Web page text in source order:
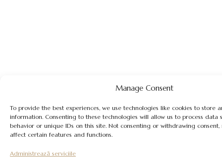
Manage Consent
To provide the best experiences, we use technologies like cookies to store
information. Consenting to these technologies will allow us to process data
behavior or unique IDs on this site. Not consenting or withdrawing consent,
affect certain features and functions.
Administrează serviciile